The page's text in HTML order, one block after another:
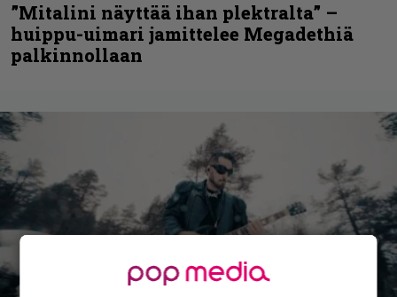
”Mitalini näyttää ihan plektralta” –
huippu-uimari jamittelee Megadethiä
palkinnollaan